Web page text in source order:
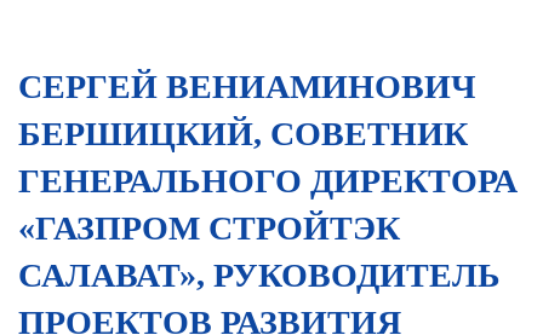
СЕРГЕЙ ВЕНИАМИНОВИЧ
БЕРШИЦКИЙ, СОВЕТНИК
ГЕНЕРАЛЬНОГО ДИРЕКТОРА
«ГАЗПРОМ СТРОЙТЭК
САЛАВАТ», РУКОВОДИТЕЛЬ
ПРОЕКТОВ РАЗВИТИЯ